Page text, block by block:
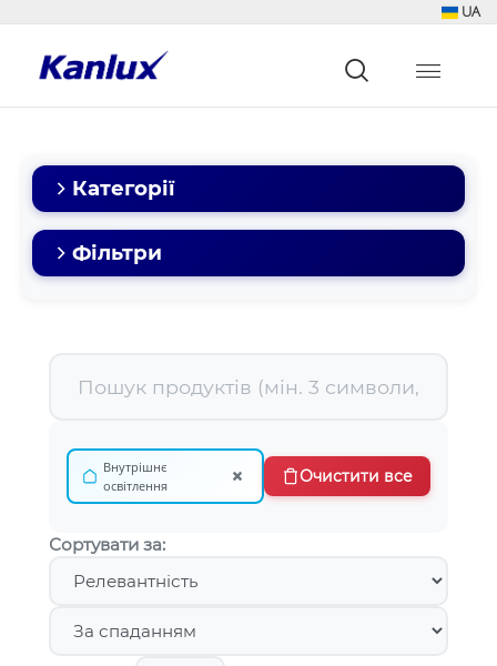
UA
główna
Категорії
Фільтри
Внутрішнє
освітлення
× Очистити все
Сортувати за: